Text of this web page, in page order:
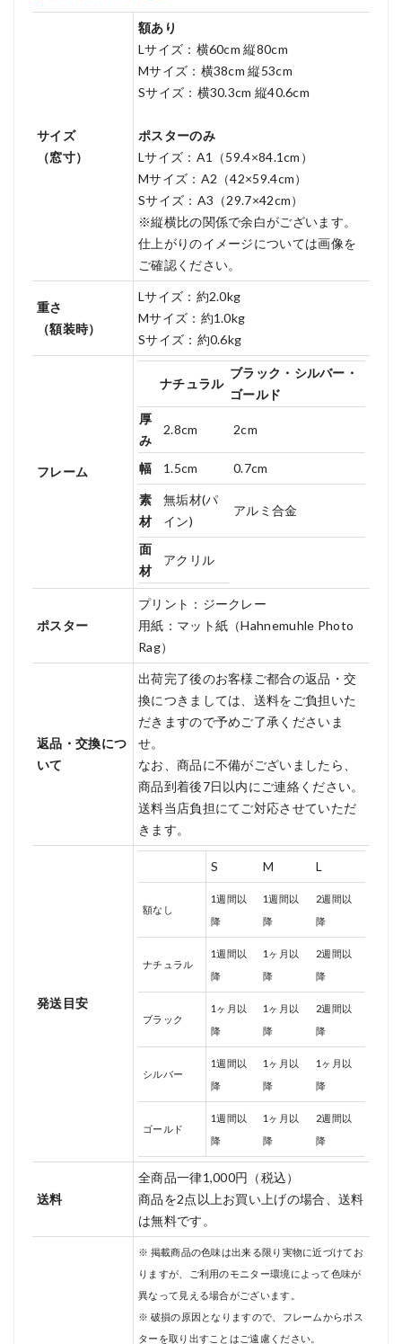
サイズ
（窓寸）
額あり
Lサイズ：横60cm 縦80cm
Mサイズ：横38cm 縦53cm
Sサイズ：横30.3cm 縦40.6cm
ポスターのみ
Lサイズ：A1（59.4×84.1cm）
Mサイズ：A2（42×59.4cm）
Sサイズ：A3（29.7×42cm）
※縦横比の関係で余白がございます。
仕上がりのイメージについては画像を
ご確認ください。
重さ
（額装時）
Lサイズ：約2.0kg
Mサイズ：約1.0kg
Sサイズ：約0.6kg
フレーム
ナチュラル
ブラック・シルバー・
ゴールド
厚
み
2.8cm 2cm
幅 1.5cm 0.7cm
素
材
無垢材(パ
イン)
アルミ合金
面
材
アクリル
ポスター
プリント：ジークレー
用紙：マット紙（Hahnemuhle Photo
Rag）
返品・交換につ
いて
出荷完了後のお客様ご都合の返品・交
換につきましては、送料をご負担いた
だきますので予めご了承くださいま
せ。
なお、商品に不備がございましたら、
商品到着後7日以内にご連絡ください。
送料当店負担にてご対応させていただ
きます。
発送目安
S M L
額なし
1週間以
降
1週間以
降
2週間以
降
ナチュラル
1週間以
降
1ヶ月以
降
2週間以
降
ブラック
1ヶ月以
降
1ヶ月以
降
2週間以
降
シルバー
1週間以
降
1ヶ月以
降
1ヶ月以
降
ゴールド
1週間以
降
1ヶ月以
降
2週間以
降
送料
全商品一律1,000円（税込）
商品を2点以上お買い上げの場合、送料
は無料です。
※ 掲載商品の色味は出来る限り実物に近づけてお
りますが、ご利用のモニター環境によって色味が
異なって見える場合がございます。
※ 破損の原因となりますので、フレームからポス
ターを取り出すことはご遠慮ください。